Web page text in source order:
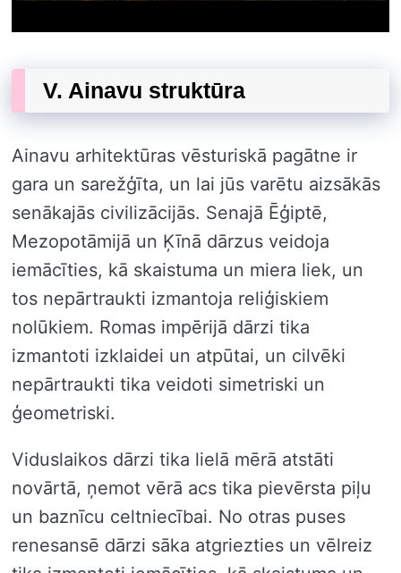
V. Ainavu struktūra
Ainavu arhitektūras vēsturiskā pagātne ir
gara un sarežģīta, un lai jūs varētu aizsākās
senākajās civilizācijās. Senajā Ēģiptē,
Mezopotāmijā un Ķīnā dārzus veidoja
iemācīties, kā skaistuma un miera liek, un
tos nepārtraukti izmantoja reliģiskiem
nolūkiem. Romas impērijā dārzi tika
izmantoti izklaidei un atpūtai, un cilvēki
nepārtraukti tika veidoti simetriski un
ģeometriski.
Viduslaikos dārzi tika lielā mērā atstāti
novārtā, ņemot vērā acs tika pievērsta piļu
un baznīcu celtniecībai. No otras puses
renesansē dārzi sāka atgriezties un vēlreiz